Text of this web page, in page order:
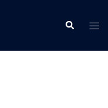
検
索
ト